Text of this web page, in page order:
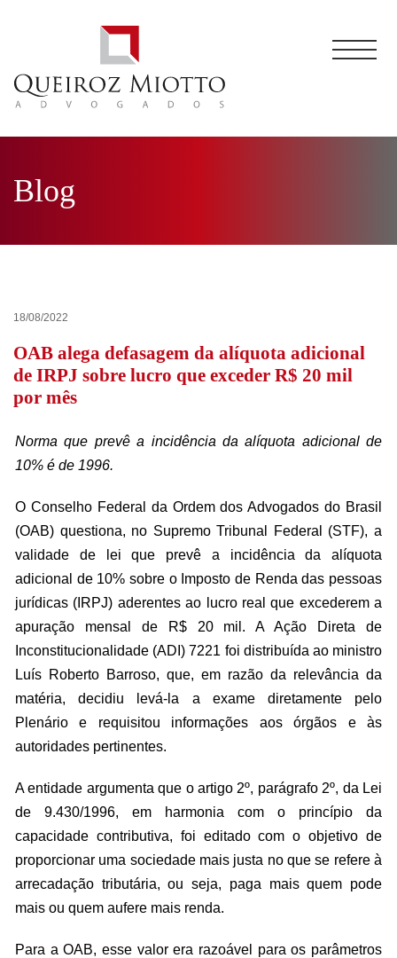
Blog
18/08/2022
OAB alega defasagem da alíquota adicional
de IRPJ sobre lucro que exceder R$ 20 mil
por mês
Norma que prevê a incidência da alíquota adicional de
10% é de 1996.
O Conselho Federal da Ordem dos Advogados do Brasil
(OAB) questiona, no Supremo Tribunal Federal (STF), a
validade de lei que prevê a incidência da alíquota
adicional de 10% sobre o Imposto de Renda das pessoas
jurídicas (IRPJ) aderentes ao lucro real que excederem a
apuração mensal de R$ 20 mil. A Ação Direta de
Inconstitucionalidade (ADI) 7221 foi distribuída ao ministro
Luís Roberto Barroso, que, em razão da relevância da
matéria, decidiu levá-la a exame diretamente pelo
Plenário e requisitou informações aos órgãos e às
autoridades pertinentes.
A entidade argumenta que o artigo 2º, parágrafo 2º, da Lei
de 9.430/1996, em harmonia com o princípio da
capacidade contributiva, foi editado com o objetivo de
proporcionar uma sociedade mais justa no que se refere à
arrecadação tributária, ou seja, paga mais quem pode
mais ou quem aufere mais renda.
Para a OAB, esse valor era razoável para os parâmetros